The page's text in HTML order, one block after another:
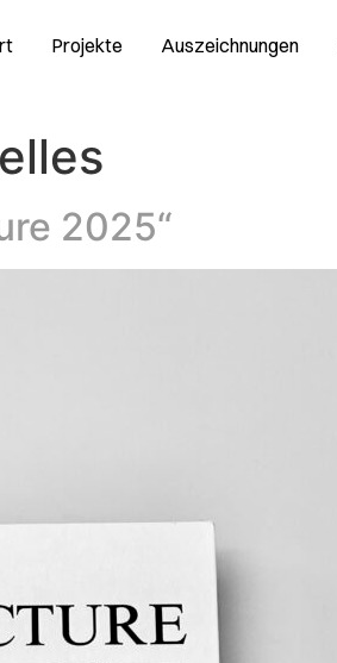
Projekte Auszeichnungen
2025“